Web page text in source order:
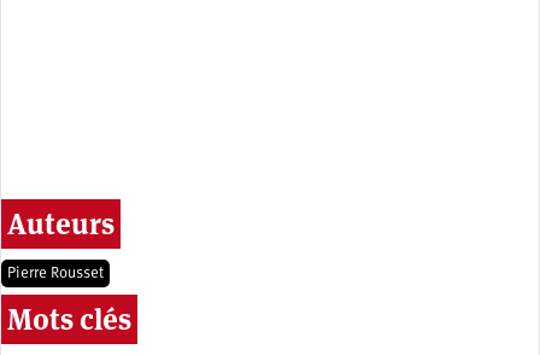
Auteurs
Pierre Rousset
Mots clés